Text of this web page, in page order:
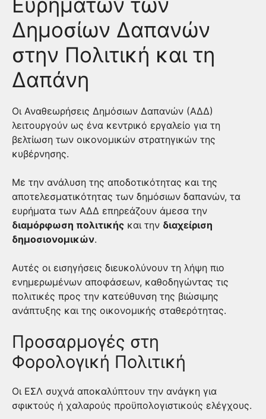
Δημοσίων Δαπανών
στην Πολιτική και τη
Δαπάνη
Οι Αναθεωρήσεις Δημόσιων Δαπανών (ΑΔΔ)
λειτουργούν ως ένα κεντρικό εργαλείο για τη
βελτίωση των οικονομικών στρατηγικών της
κυβέρνησης.
Με την ανάλυση της αποδοτικότητας και της
αποτελεσματικότητας των δημόσιων δαπανών, τα
ευρήματα των ΑΔΔ επηρεάζουν άμεσα την
διαμόρφωση πολιτικής και την διαχείριση
δημοσιονομικών.
Αυτές οι εισηγήσεις διευκολύνουν τη λήψη πιο
ενημερωμένων αποφάσεων, καθοδηγώντας τις
πολιτικές προς την κατεύθυνση της βιώσιμης
ανάπτυξης και της οικονομικής σταθερότητας.
Προσαρμογές στη
Φορολογική Πολιτική
Οι ΕΣΛ συχνά αποκαλύπτουν την ανάγκη για
σφικτούς ή χαλαρούς προϋπολογιστικούς ελέγχους.